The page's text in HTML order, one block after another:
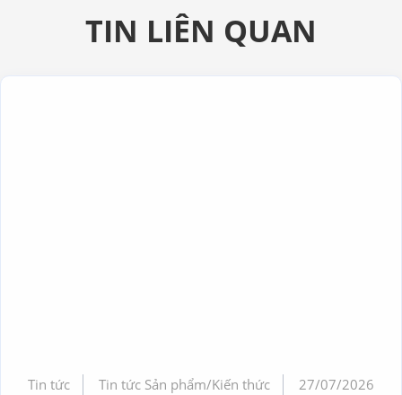
TIN LIÊN QUAN
Tin tức Tin tức Sản phẩm/Kiến thức 27/07/2026